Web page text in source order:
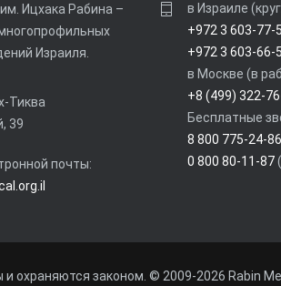
Ицхака Рабина –
Израиля.
Тиква
39
почты:
в Израиле
+972 3 603-77-
+972 3 603-66-
в Москве (в
+8 (499) 322-
Бесплатные
8 800 775-24-86
0 800 80-11-87
охраняются законом. © 2009-2026 Rabin